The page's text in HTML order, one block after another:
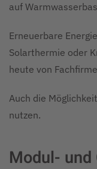
auf
Erneuerbare
Solarthermie oder
heute von
Auch die
nutzen.
Modul-